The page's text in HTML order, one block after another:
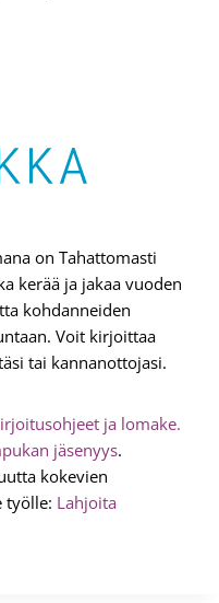
on Tahattomasti
kerää ja jakaa vuoden
kohdanneiden
Voit kirjoittaa
tai kannanottojasi.
ja lomake.
jäsenyys.
kokevien
työlle: Lahjoita